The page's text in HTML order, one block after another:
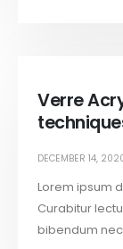
Verre
DECEMBER 14,
Lorem ipsum
Curabitur
bibendum nec